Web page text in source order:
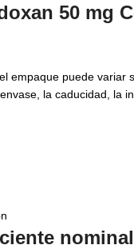
50 mg
empaque puede variar
la caducidad, la